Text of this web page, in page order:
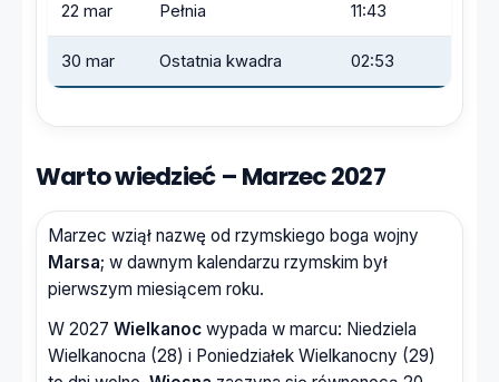
22 mar Pełnia 11:43
30 mar Ostatnia kwadra 02:53
Warto wiedzieć – Marzec 2027
Marzec wziął nazwę od rzymskiego boga wojny
Marsa; w dawnym kalendarzu rzymskim był
pierwszym miesiącem roku.
W 2027 Wielkanoc wypada w marcu: Niedziela
Wielkanocna (28) i Poniedziałek Wielkanocny (29)